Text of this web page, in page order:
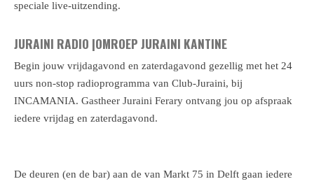
speciale live-uitzending.
JURAINI RADIO |OMROEP JURAINI KANTINE
Begin jouw vrijdagavond en zaterdagavond gezellig met het 24
uurs non-stop radioprogramma van Club-Juraini, bij
INCAMANIA. Gastheer Juraini Ferary ontvang jou op afspraak
iedere vrijdag en zaterdagavond.
De deuren (en de bar) aan de van Markt 75 in Delft gaan iedere